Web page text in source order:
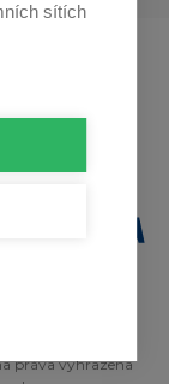
sítích
práva vyhrazena